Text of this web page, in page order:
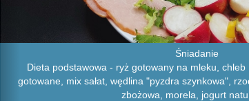
Śniadanie
Dieta podstawowa - ryż gotowany na mleku, chleb
gotowane, mix sałat, wędlina "pyzdra szynkowa",
zbożowa, morela, jogurt